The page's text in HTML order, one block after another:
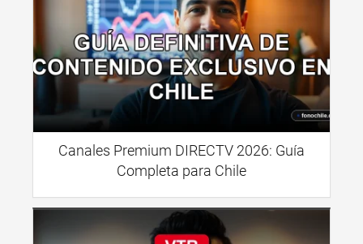
Canales Premium DIRECTV 2026: Guía
Completa para Chile